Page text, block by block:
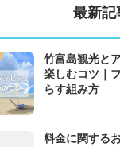
最新記
竹富島観光と
楽しむコツ｜
らす組み方
料金に関する